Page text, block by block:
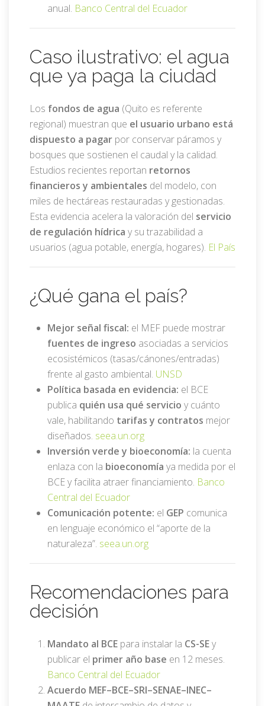
anual. Banco Central del Ecuador
Caso ilustrativo: el agua
que ya paga la ciudad
Los fondos de agua (Quito es referente
regional) muestran que el usuario urbano está
dispuesto a pagar por conservar páramos y
bosques que sostienen el caudal y la calidad.
Estudios recientes reportan retornos
financieros y ambientales del modelo, con
miles de hectáreas restauradas y gestionadas.
Esta evidencia acelera la valoración del servicio
de regulación hídrica y su trazabilidad a
usuarios (agua potable, energía, hogares). El País
¿Qué gana el país?
Mejor señal fiscal: el MEF puede mostrar
fuentes de ingreso asociadas a servicios
ecosistémicos (tasas/cánones/entradas)
frente al gasto ambiental. UNSD
Política basada en evidencia: el BCE
publica quién usa qué servicio y cuánto
vale, habilitando tarifas y contratos mejor
diseñados. seea.un.org
Inversión verde y bioeconomía: la cuenta
enlaza con la bioeconomía ya medida por el
BCE y facilita atraer financiamiento. Banco
Central del Ecuador
Comunicación potente: el GEP comunica
en lenguaje económico el “aporte de la
naturaleza”. seea.un.org
Recomendaciones para
decisión
Mandato al BCE para instalar la CS-SEy
publicar el primer año base en 12 meses.
Banco Central del Ecuador
Acuerdo MEF–BCE–SRI–SENAE–INEC–